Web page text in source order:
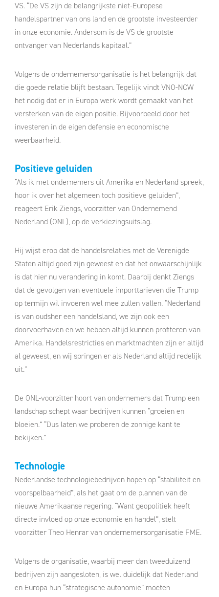
VS. “De VS zijn de belangrijkste niet-Europese
handelspartner van ons land en de grootste investeerder
in onze economie. Andersom is de VS de grootste
ontvanger van Nederlands kapitaal.”
Volgens de ondernemersorganisatie is het belangrijk dat
die goede relatie blijft bestaan. Tegelijk vindt VNO-NCW
het nodig dat er in Europa werk wordt gemaakt van het
versterken van de eigen positie. Bijvoorbeeld door het
investeren in de eigen defensie en economische
weerbaarheid.
Positieve geluiden
“Als ik met ondernemers uit Amerika en Nederland spreek,
hoor ik over het algemeen toch positieve geluiden”,
reageert Erik Ziengs, voorzitter van Ondernemend
Nederland (ONL), op de verkiezingsuitslag.
Hij wijst erop dat de handelsrelaties met de Verenigde
Staten altijd goed zijn geweest en dat het onwaarschijnlijk
is dat hier nu verandering in komt. Daarbij denkt Ziengs
dat de gevolgen van eventuele importtarieven die Trump
op termijn wil invoeren wel mee zullen vallen. “Nederland
is van oudsher een handelsland, we zijn ook een
doorvoerhaven en we hebben altijd kunnen profiteren van
Amerika. Handelsrestricties en marktmachten zijn er altijd
al geweest, en wij springen er als Nederland altijd redelijk
uit.”
De ONL-voorzitter hoort van ondernemers dat Trump een
landschap schept waar bedrijven kunnen “groeien en
bloeien.” “Dus laten we proberen de zonnige kant te
bekijken.”
Technologie
Nederlandse technologiebedrijven hopen op “stabiliteit en
voorspelbaarheid”, als het gaat om de plannen van de
nieuwe Amerikaanse regering. “Want geopolitiek heeft
directe invloed op onze economie en handel”, stelt
voorzitter Theo Henrar van ondernemersorganisatie FME.
Volgens de organisatie, waarbij meer dan tweeduizend
bedrijven zijn aangesloten, is wel duidelijk dat Nederland
en Europa hun “strategische autonomie” moeten